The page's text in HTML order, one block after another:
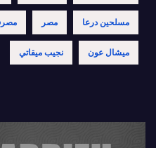
مسلحين درعا مصر
ميشال عون نجيب ميقاتي